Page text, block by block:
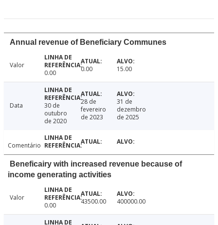
Annual revenue of Beneficiary Communes
Valor
0.00
0.00 15.00
Data
30 de
outubro
de 2020
28 de
fevereiro
de 2023
31 de
dezembro
de 2025
Comentário
Beneficairy with increased revenue because of
income generating activities
Valor
0.00
43500.00 400000.00